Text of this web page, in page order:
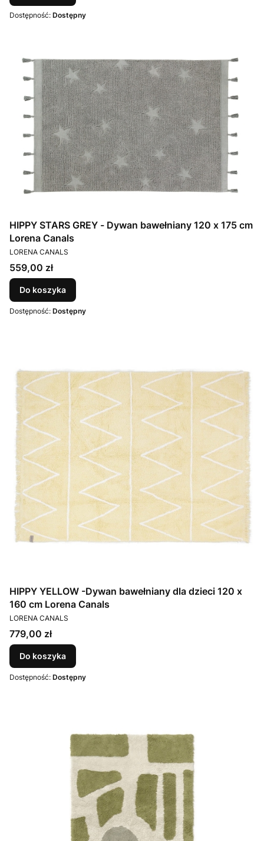
Dostępność: Dostępny
HIPPY STARS GREY - Dywan bawełniany 120 x 175 cm
Lorena Canals
PRODUCENT
LORENA CANALS
Cena
559,00 zł
Do koszyka
Dostępność: Dostępny
HIPPY YELLOW -Dywan bawełniany dla dzieci 120 x
160 cm Lorena Canals
PRODUCENT
LORENA CANALS
Cena
779,00 zł
Do koszyka
Dostępność: Dostępny